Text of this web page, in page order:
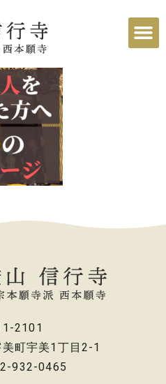
2101
町宇美1丁目2-1
932-0465